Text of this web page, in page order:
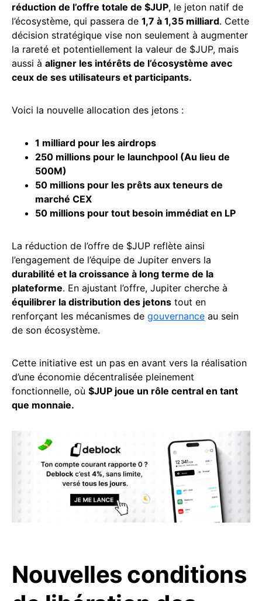
réduction de l’offre totale de $JUP, le jeton natif de
l’écosystème, qui passera de 1,7 à 1,35 milliard. Cette
décision stratégique vise non seulement à augmenter
la rareté et potentiellement la valeur de $JUP, mais
aussi à aligner les intérêts de l’écosystème avec
ceux de ses utilisateurs et participants.
Voici la nouvelle allocation des jetons :
1 milliard pour les airdrops
250 millions pour le launchpool (Au lieu de
500M)
50 millions pour les prêts aux teneurs de
marché CEX
50 millions pour tout besoin immédiat en LP
La réduction de l’offre de $JUP reflète ainsi
l’engagement de l’équipe de Jupiter envers la
durabilité et la croissance à long terme de la
plateforme. En ajustant l’offre, Jupiter cherche à
équilibrer la distribution des jetons tout en
renforçant les mécanismes de gouvernance au sein
de son écosystème.
Cette initiative est un pas en avant vers la réalisation
d’une économie décentralisée pleinement
fonctionnelle, où $JUP joue un rôle central en tant
que monnaie.
Nouvelles conditions